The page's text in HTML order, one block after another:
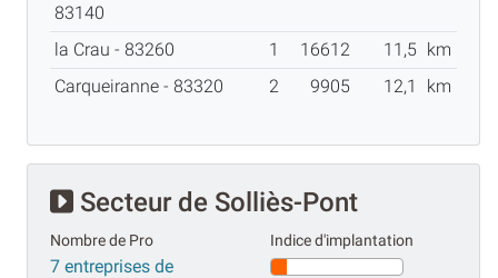
83140
la Crau - 83260 1 16612 11,5 km
Carqueiranne - 83320
2 9905 12,1 km
Secteur de Solliès-Pont
Nombre de Pro
7 entreprises de
Indice d'implantation